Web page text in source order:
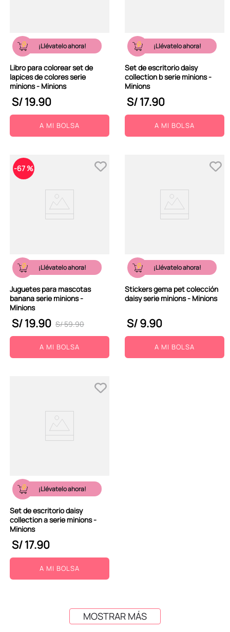
¡Llévatelo ahora!
Libro para colorear set de
lapices de colores serie
minions - Minions
S/19.90
A MI BOLSA
¡Llévatelo ahora!
Set de escritorio daisy
collection b serie minions -
Minions
S/17.90
A MI BOLSA
-67 %
¡Llévatelo ahora!
Juguetes para mascotas
banana serie minions -
Minions
S/59.90
S/19.90
A MI BOLSA
¡Llévatelo ahora!
Stickers gema pet colección
daisy serie minions - Minions
S/9.90
A MI BOLSA
¡Llévatelo ahora!
Set de escritorio daisy
collection a serie minions -
Minions
S/17.90
A MI BOLSA
MOSTRAR MÁS